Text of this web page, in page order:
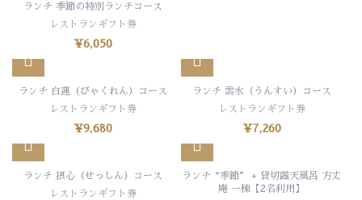
ランチ 季節の特別ランチコース
レストランギフト券
¥6,050
ランチ 白蓮（びゃくれん）コース
レストランギフト券
¥9,680
ランチ 雲水（うんすい）コース
レストランギフト券
¥7,260
ランチ 摂心（せっしん）コース
レストランギフト券
ランチ“季節” + 貸切露天風呂 方丈
庵 一棟【2名利用】